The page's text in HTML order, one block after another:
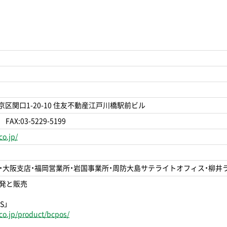
関口1-20-10 住友不動産江戸川橋駅前ビル
FAX:03-5229-5199
大阪支店・福岡営業所・岩国事業所・周防大島サテライトオフィス・柳井
と販売
product/bcpos/